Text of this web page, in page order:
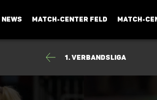
NEWS MATCH-CENTER FELD MATCH-
1. Verbandsliga